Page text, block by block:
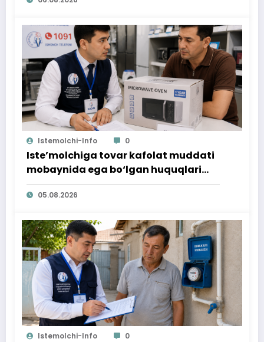
Istemolchi-Info 0
Iste’molchiga tovar kafolat muddati
mobaynida ega bo‘lgan huquqlari
ta’minlab berildi
05.08.2026
Istemolchi-Info 0